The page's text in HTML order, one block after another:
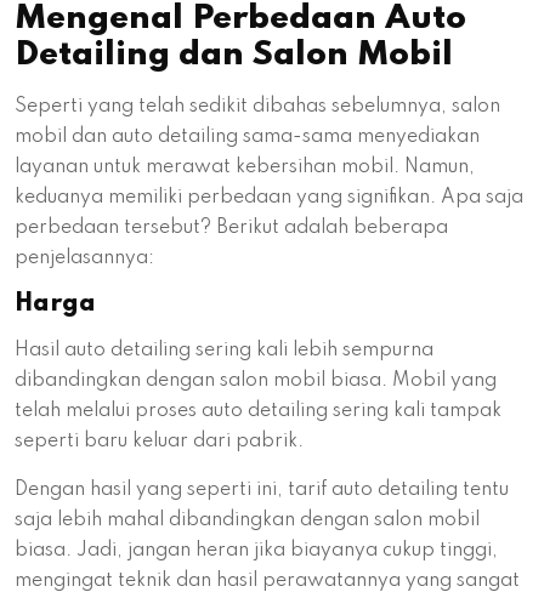
Mengenal Perbedaan Auto
Detailing dan Salon Mobil
Seperti yang telah sedikit dibahas sebelumnya, salon
mobil dan auto detailing sama-sama menyediakan
layanan untuk merawat kebersihan mobil. Namun,
keduanya memiliki perbedaan yang signifikan. Apa saja
perbedaan tersebut? Berikut adalah beberapa
penjelasannya:
Harga
Hasil auto detailing sering kali lebih sempurna
dibandingkan dengan salon mobil biasa. Mobil yang
telah melalui proses auto detailing sering kali tampak
seperti baru keluar dari pabrik.
Dengan hasil yang seperti ini, tarif auto detailing tentu
saja lebih mahal dibandingkan dengan salon mobil
biasa. Jadi, jangan heran jika biayanya cukup tinggi,
mengingat teknik dan hasil perawatannya yang sangat